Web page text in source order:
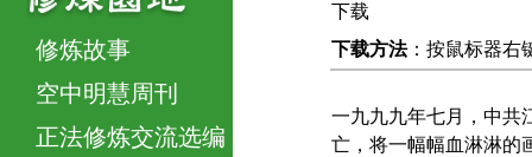
修炼故事
空中明慧周刊
正法修炼交流选编
下载
下载方法：按鼠标器右
一九九九年七月，中共
亡，将一幅幅血淋淋的